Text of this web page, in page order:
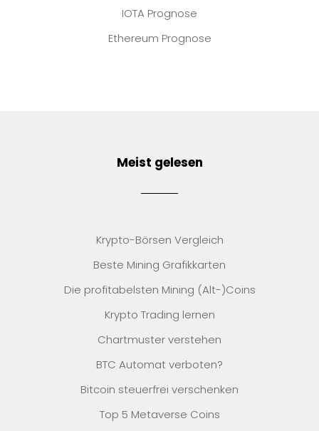
IOTA Prognose
Ethereum Prognose
Meist gelesen
Krypto-Börsen Vergleich
Beste Mining Grafikkarten
Die profitabelsten Mining (Alt-)Coins
Krypto Trading lernen
Chartmuster verstehen
BTC Automat verboten?
Bitcoin steuerfrei verschenken
Top 5 Metaverse Coins